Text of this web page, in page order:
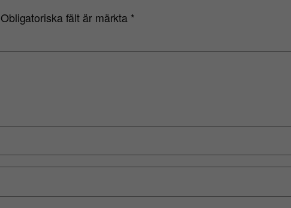
Obligatoriska fält är märkta *